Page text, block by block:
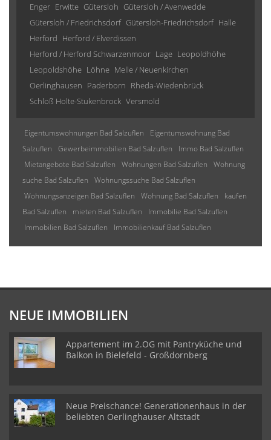
Enger Erwitte Gütersloh Gütersloh / Avenwedde
Gütersloh / Friedrichsdorf Gütersloh-Friedrichsdorf Halle
Herford Herford / Elverdissen
Herford / Herford Schwarzenmoor Lage Leopoldhöhe
Leopoldshöhe Löhne Melle / Neuenkirchen
Oerlinghausen Paderborn Rheda-Wiedenbrück
Schloß Holte-Stukenbrock Versmold
Eigentumswohnungen Bad Salzuflen
Eigentumswohnung Bad
Salzuflen
Gewerbeimmobilien Bad Salzuflen
Immo Bad Salzuflen
Mietangebote Bad Salzuflen
Wohnungen Bad Salzuflen
Wohnung
suche Bad Salzuflen
Wohnungssuche Bad Salzuflen
Wohnungsanzeigen Bad Salzuflen
Wohnung Bad Salzuflen
kaufen
Bad Salzuflen
mieten Bad Salzuflen
Immobilie Bad Salzuflen
Immobilien Bad Salzuflen
Immobilienkauf Bad Salzuflen
NEUE IMMOBILIEN
Appartement im 2.OG mit Pantryküche und
Balkon in Bielefeld - Großdornberg
Neue Preischance! Generationenhaus in der
beliebten Oerlinghauser Altstadt